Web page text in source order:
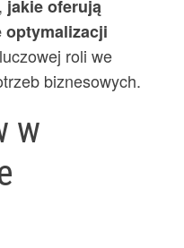
jakie oferują
optymalizacji
roli we
biznesowych.
w